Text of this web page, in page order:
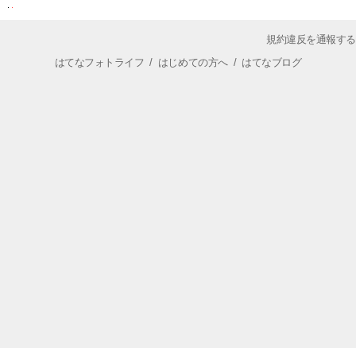
規約違反を通報する
はてなフォトライフ / はじめての方へ/ はてなブログ